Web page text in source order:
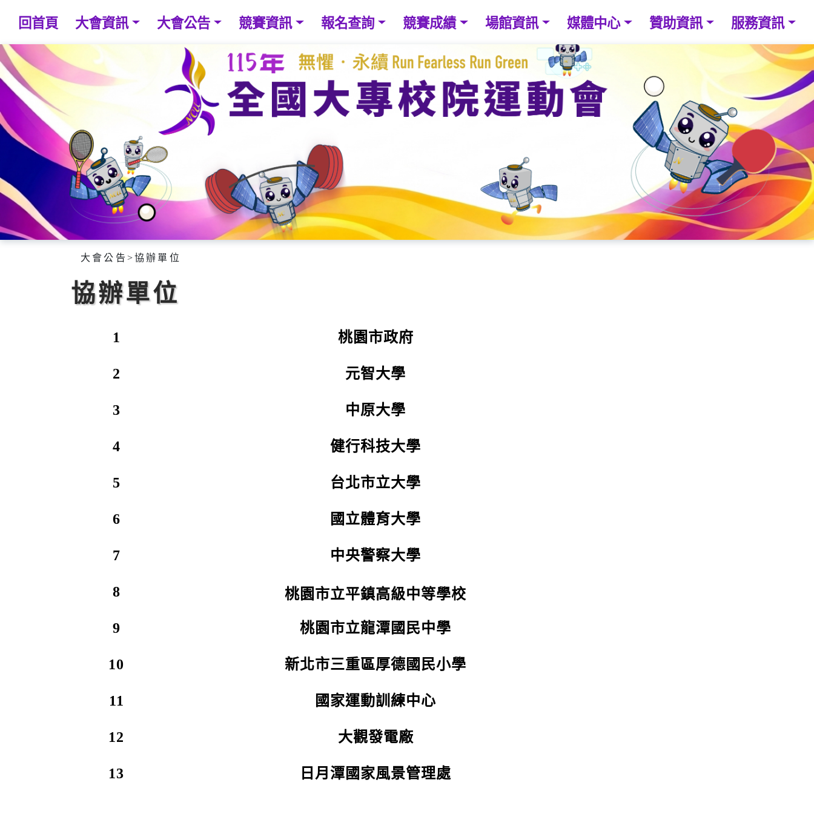
回首頁 大會資訊 大會公告 競賽資訊 報名查詢 競賽成績 場館資訊 媒體中心 贊助資訊 服務資訊
大會公告 >協辦單位
協辦單位
1 桃園市政府
2 元智大學
3 中原大學
4 健行科技大學
5 台北市立大學
6 國立體育大學
7 中央警察大學
8 桃園市立平鎮高級中等學校
9 桃園市立龍潭國民中學
10 新北市三重區厚德國民小學
11 國家運動訓練中心
12 大觀發電廠
13 日月潭國家風景管理處